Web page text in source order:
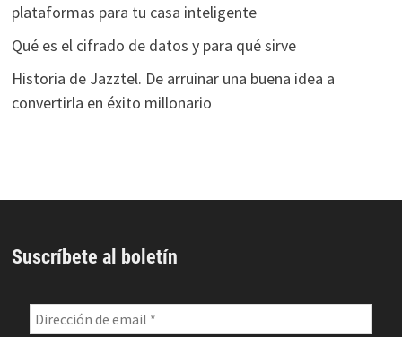
plataformas para tu casa inteligente
Qué es el cifrado de datos y para qué sirve
Historia de Jazztel. De arruinar una buena idea a
convertirla en éxito millonario
Suscríbete al boletín